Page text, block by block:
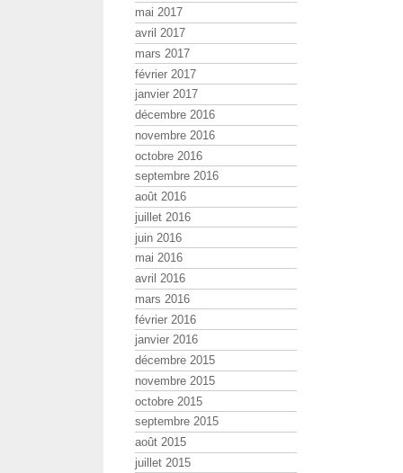
mai 2017
avril 2017
mars 2017
février 2017
janvier 2017
décembre 2016
novembre 2016
octobre 2016
septembre 2016
août 2016
juillet 2016
juin 2016
mai 2016
avril 2016
mars 2016
février 2016
janvier 2016
décembre 2015
novembre 2015
octobre 2015
septembre 2015
août 2015
juillet 2015